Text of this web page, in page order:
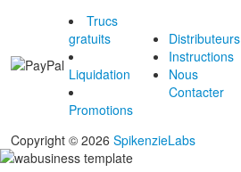
Trucs
gratuits
Liquidation
Promotions
Distributeurs
Instructions
Nous
Contacter
Copyright © 2026 SpikenzieLabs